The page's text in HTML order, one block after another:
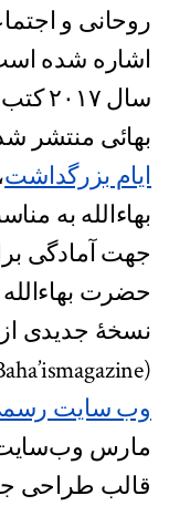
روحانی و
اشاره شده
سال
بهائی منتشر
ایام بزرگداشت‌
بهاءالله به
جهت آمادگی
حضرت
نسخۀ جدیدی از
(Baha’ismagazine) به چاپ رسید. در ماه فوریه
وب سایت رسمی
مارس وب‌سایت
قالب طراحی